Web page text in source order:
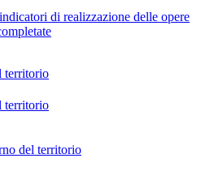
di realizzazione delle opere
territorio
territorio
del territorio